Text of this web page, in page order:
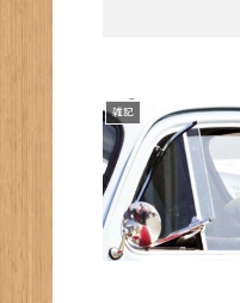
雑記